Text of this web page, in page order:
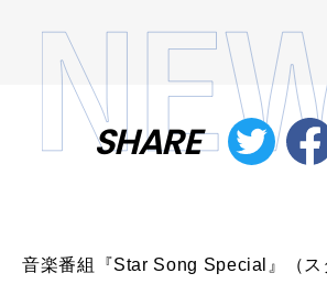
SHARE
音楽番組『Star Song Special』（ス